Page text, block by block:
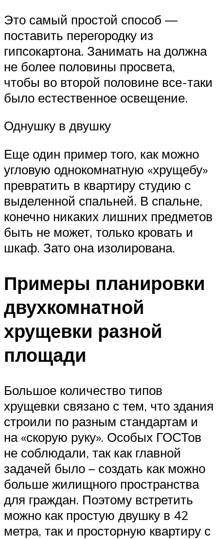
Это самый простой способ —
поставить перегородку из
гипсокартона. Занимать на должна
не более половины просвета,
чтобы во второй половине все-таки
было естественное освещение.
Однушку в двушку
Еще один пример того, как можно
угловую однокомнатную «хрущебу»
превратить в квартиру студию с
выделенной спальней. В спальне,
конечно никаких лишних предметов
быть не может, только кровать и
шкаф. Зато она изолирована.
Примеры планировки
двухкомнатной
хрущевки разной
площади
Большое количество типов
хрущевки связано с тем, что здания
строили по разным стандартам и
на «скорую руку». Особых ГОСТов
не соблюдали, так как главной
задачей было – создать как можно
больше жилищного пространства
для граждан. Поэтому встретить
можно как простую двушку в 42
метра, так и просторную квартиру с